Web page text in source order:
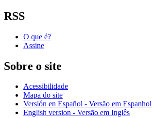
RSS
O que é?
Assine
Sobre o site
Acessibilidade
Mapa do site
Versión en Español - Versão em Espanhol
English version - Versão em Inglês